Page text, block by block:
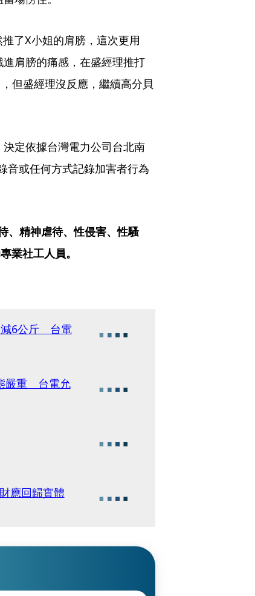
了X小姐的肩膀，這次更用
肩膀的痛感，在盛經理推打
但盛經理沒反應，繼續高分貝
定依據台灣電力公司台北南
音或任何方式記錄加害者行為
、精神虐待、性侵害、性騷
業社工人員。
減6公斤 台電
嚴重 台電允
應回歸實體